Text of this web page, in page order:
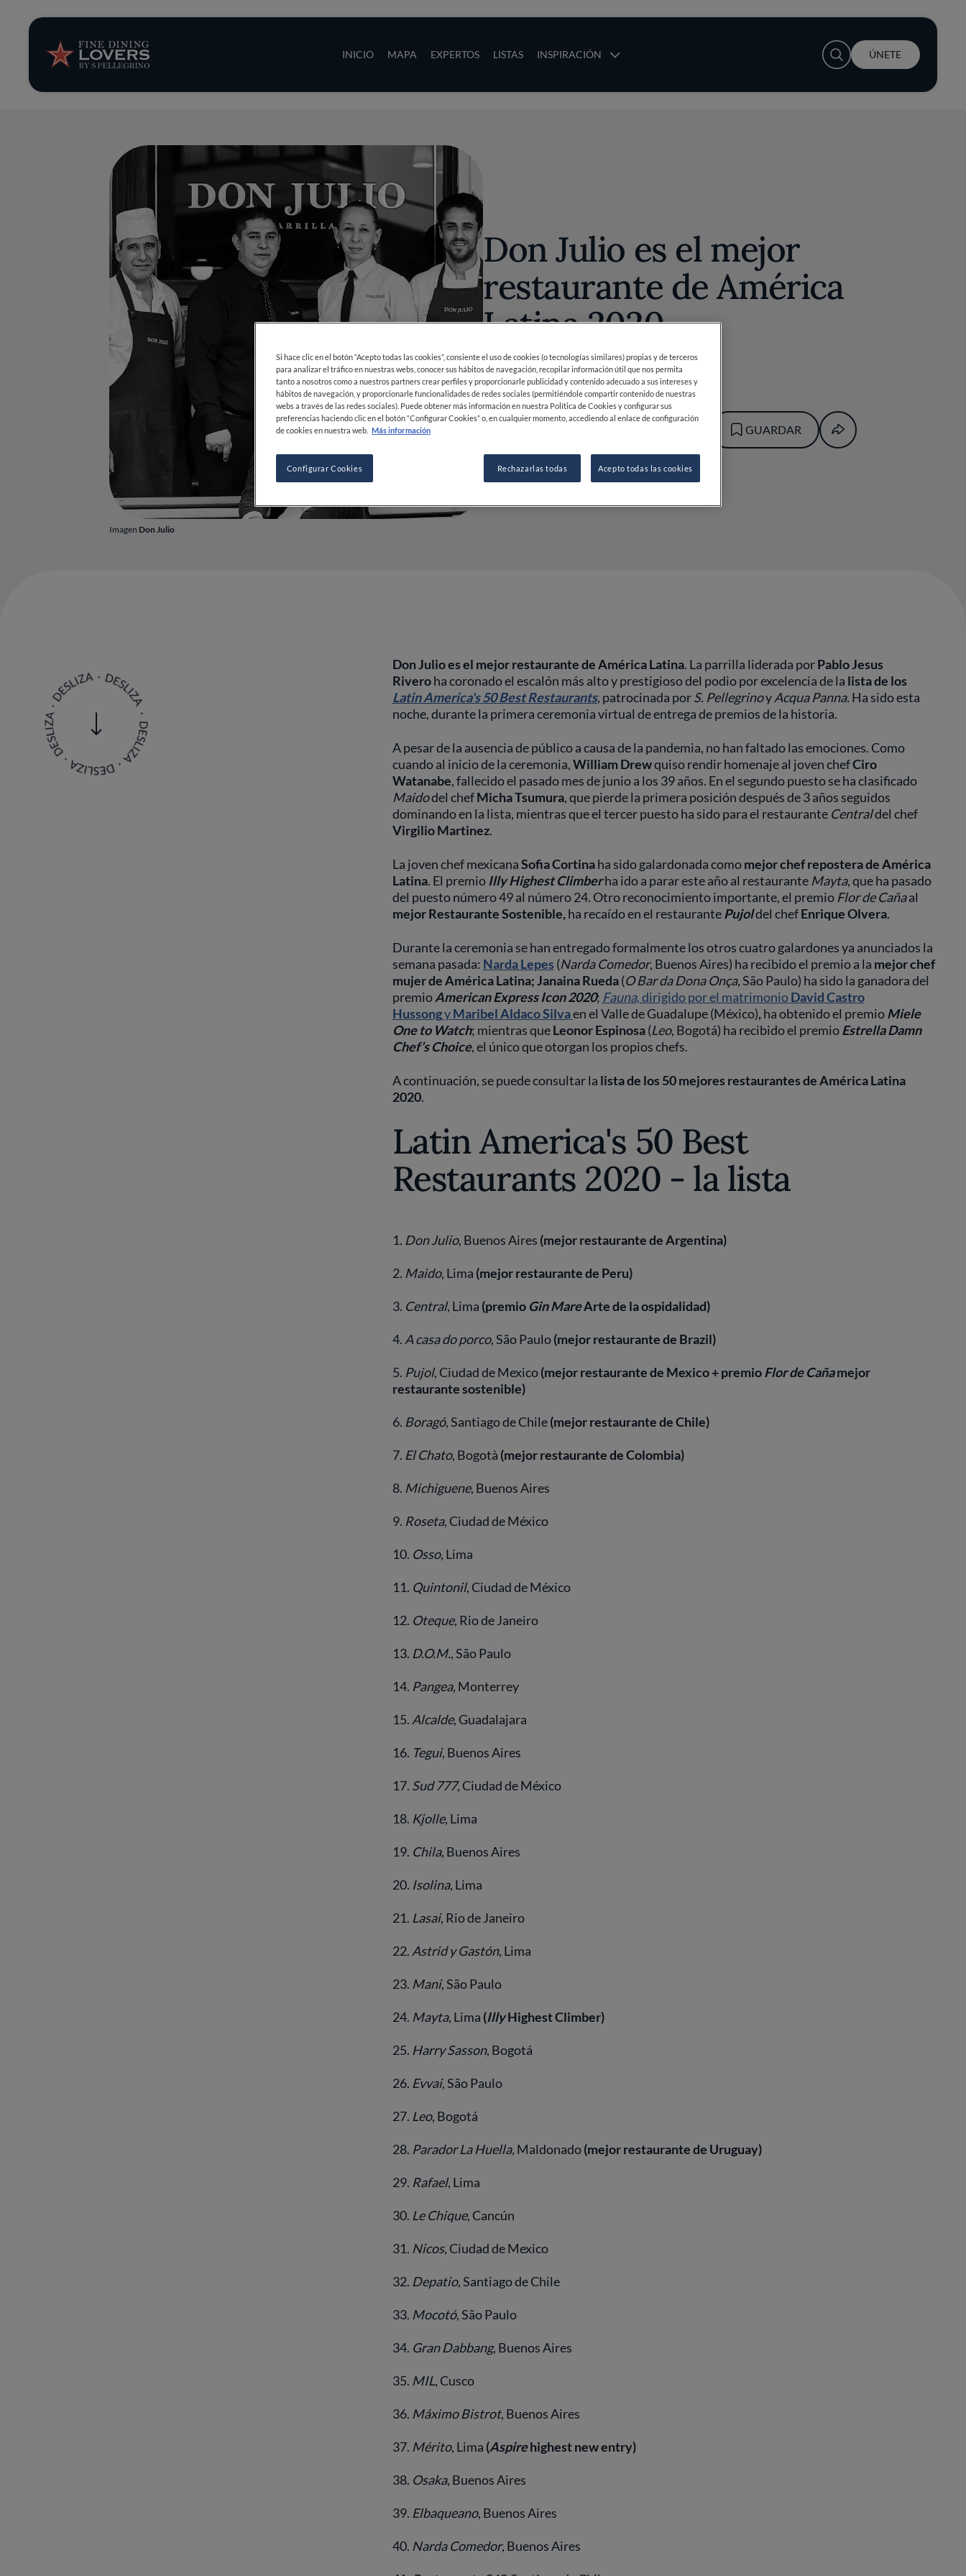
INICIO MAPA EXPERTOS LISTAS INSPIRACIÓN
Opinión y noticias
Recetas
Consejos y trucos
Series
User account menu
ÚNETE
Imagen Don Julio
Don Julio es el mejor
restaurante de América
Latina 2020
03 DIC 2020
PORFINE DINING LOVERS
GUARDAR
Don Julio es el mejor restaurante de América Latina. La parrilla liderada porPablo Jesus
Riveroha coronado el escalón más alto y prestigioso del podio por excelencia de la lista de los
Latin America's 50 Best Restaurants,patrocinada porS. PellegrinoyAcqua Panna.Ha sidoesta
noche, durante la primera ceremonia virtual de entrega de premios de la historia.
A pesar de la ausencia de público a causa de la pandemia, no han faltado las emociones. Como
cuando al inicio de la ceremonia,William Drewquiso rendir homenaje al joven chefCiro
Watanabe, fallecido el pasado mes de junio a los 39 años. En el segundo puesto se ha clasificado
Maidodel chefMicha Tsumura, que pierde la primera posición después de 3 años seguidos
dominando en la lista, mientras que el tercer puesto ha sido para el restaurante Centraldel chef
Virgilio Martinez.
La joven chef mexicanaSofia Cortinaha sido galardonada comomejor chef repostera de América
Latina. El premio Illy Highest Climber ha ido a parar este año al restaurante Mayta, que ha pasado
del puesto número 49 al número 24. Otro reconocimiento importante, el premio Flor de Cañaal
mejor Restaurante Sostenible, ha recaído en el restaurantePujoldel chefEnrique Olvera.
Durante la ceremonia se han entregado formalmente los otros cuatro galardones ya anunciados la
semana pasada: Narda Lepes (Narda Comedor, Buenos Aires) ha recibido el premio a la mejor chef
mujer de América Latina;Janaina Rueda(O Bar da Dona Onça,São Paulo) ha sido la ganadora del
premio American Express Icon 2020; Fauna, dirigido por el matrimonioDavid Castro
HussongyMaribel Aldaco Silvaen el Valle de Guadalupe (México), ha obtenido el premioMiele
One to Watch; mientras queLeonor Espinosa(Leo, Bogotá) ha recibido el premioEstrella Damn
Chef’s Choice, el único que otorgan los propios chefs.
A continuación, se puede consultar la lista de los 50 mejores restaurantes de América Latina
2020.
Latin America's 50 Best
Restaurants 2020 - la lista
1. Don Julio, Buenos Aires (mejor restaurante de Argentina)
2. Maido, Lima (mejor restaurante de Peru)
3. Central, Lima (premio Gin MareArte de la ospidalidad)
4. A casa do porco, São Paulo(mejor restaurante de Brazil)
5. Pujol, Ciudad de Mexico(mejor restaurante de Mexico + premioFlor de Cañamejor
restaurante sostenible)
6. Boragó, Santiago de Chile(mejor restaurante de Chile)
7. El Chato, Bogotà (mejor restaurante de Colombia)
8. Michiguene, Buenos Aires
9. Roseta, Ciudad de México
10. Osso, Lima
11. Quintonil, Ciudad de México
12. Oteque, Rio de Janeiro
13. D.O.M., São Paulo
14. Pangea, Monterrey
15. Alcalde, Guadalajara
16. Tegui, Buenos Aires
17. Sud 777, Ciudad de México
18. Kjolle, Lima
19. Chila, Buenos Aires
20. Isolina, Lima
21. Lasai, Rio de Janeiro
22. Astrid y Gastón, Lima
23. Mani, São Paulo
24. Mayta, Lima (IllyHighest Climber)
25. Harry Sasson, Bogotá
26. Evvai, São Paulo
27. Leo, Bogotá
28. Parador La Huella,Maldonado(mejor restaurante de Uruguay)
29. Rafael, Lima
30. Le Chique, Cancún
31. Nicos, Ciudad de Mexico
32. Depatio, Santiago de Chile
33. Mocotó, São Paulo
34. Gran Dabbang, Buenos Aires
35. MIL, Cusco
36. Máximo Bistrot, Buenos Aires
37. Mérito, Lima (Aspirehighest new entry)
38. Osaka, Buenos Aires
39. Elbaqueano, Buenos Aires
40. Narda Comedor, Buenos Aires
Si hace clic en el botón “Acepto todas las cookies”, consiente el uso de cookies (o tecnologías similares) propias y de terceros
para analizar el tráfico en nuestras webs, conocer sus hábitos de navegación, recopilar información útil que nos permita
tanto a nosotros como a nuestros partners crear perfiles y proporcionarle publicidad y contenido adecuado a sus intereses y
hábitos de navegación, y proporcionarle funcionalidades de redes sociales (permitiéndole compartir contenido de nuestras
webs a través de las redes sociales). Puede obtener más información en nuestra Política de Cookies y configurar sus
preferencias haciendo clic en el botón “Configurar Cookies” o, en cualquier momento, accediendo al enlace de configuración
de cookies en nuestra web. Más información
Configurar Cookies Rechazarlas todas Acepto todas las cookies